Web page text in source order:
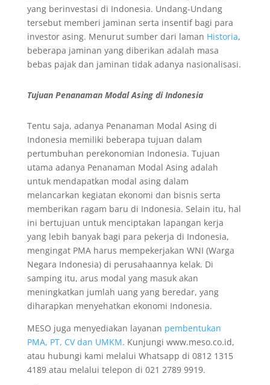
yang berinvestasi di Indonesia. Undang-Undang
tersebut memberi jaminan serta insentif bagi para
investor asing. Menurut sumber dari laman Historia,
beberapa jaminan yang diberikan adalah masa
bebas pajak dan jaminan tidak adanya nasionalisasi.
Tujuan Penanaman Modal Asing di Indonesia
Tentu saja, adanya Penanaman Modal Asing di
Indonesia memiliki beberapa tujuan dalam
pertumbuhan perekonomian Indonesia. Tujuan
utama adanya Penanaman Modal Asing adalah
untuk mendapatkan modal asing dalam
melancarkan kegiatan ekonomi dan bisnis serta
memberikan ragam baru di Indonesia. Selain itu, hal
ini bertujuan untuk menciptakan lapangan kerja
yang lebih banyak bagi para pekerja di Indonesia,
mengingat PMA harus mempekerjakan WNI (Warga
Negara Indonesia) di perusahaannya kelak. Di
samping itu, arus modal yang masuk akan
meningkatkan jumlah uang yang beredar, yang
diharapkan menyehatkan ekonomi Indonesia.
MESO juga menyediakan layanan pembentukan
PMA, PT, CV dan UMKM. Kunjungi www.meso.co.id,
atau hubungi kami melalui Whatsapp di 0812 1315
4189 atau melalui telepon di 021 2789 9919.